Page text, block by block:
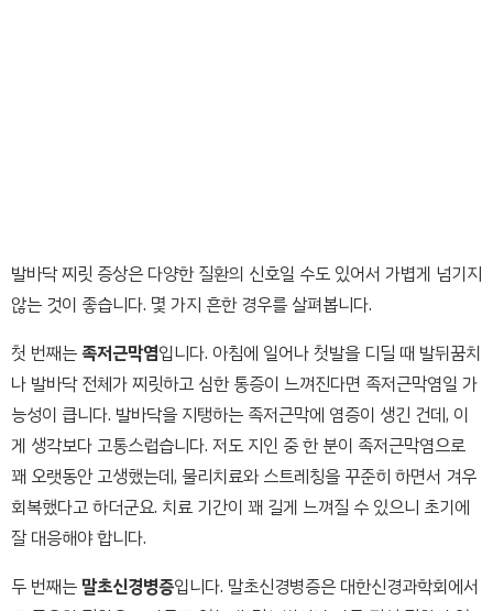
발바닥 찌릿 증상은 다양한 질환의 신호일 수도 있어서 가볍게 넘기지
않는 것이 좋습니다. 몇 가지 흔한 경우를 살펴봅니다.
첫 번째는족저근막염입니다. 아침에 일어나 첫발을 디딜 때 발뒤꿈치
나 발바닥 전체가 찌릿하고 심한 통증이 느껴진다면 족저근막염일 가
능성이 큽니다. 발바닥을 지탱하는 족저근막에 염증이 생긴 건데, 이
게 생각보다 고통스럽습니다. 저도 지인 중 한 분이 족저근막염으로
꽤 오랫동안 고생했는데, 물리치료와 스트레칭을 꾸준히 하면서 겨우
회복했다고 하더군요. 치료 기간이 꽤 길게 느껴질 수 있으니 초기에
잘 대응해야 합니다.
두 번째는 말초신경병증입니다. 말초신경병증은 대한신경과학회에서